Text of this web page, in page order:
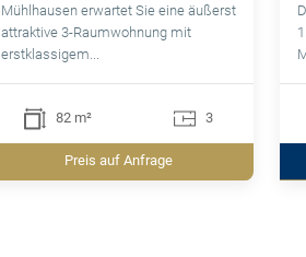
Mühlhausen erwartet Sie eine äußerst
attraktive 3-Raumwohnung mit
erstklassigem...
82 m² 3
Preis auf Anfrage